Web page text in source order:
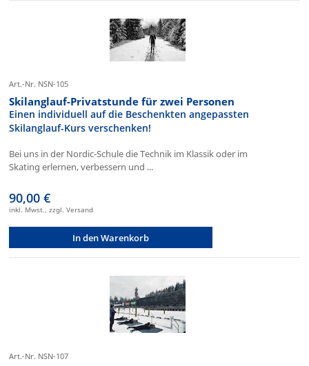
Art.-Nr. NSN-105
Skilanglauf-Privatstunde für zwei Personen
Einen individuell auf die Beschenkten angepassten
Skilanglauf-Kurs verschenken!
Bei uns in der Nordic-Schule die Technik im Klassik oder im
Skating erlernen, verbessern und ...
90,00 €
inkl. Mwst., zzgl. Versand
In den Warenkorb
Art.-Nr. NSN-107